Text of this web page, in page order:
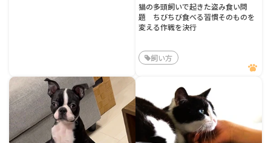
猫の多頭飼いで起きた盗み食い問
題 ちびちび食べる習慣そのものを
変える作戦を決行
飼い方